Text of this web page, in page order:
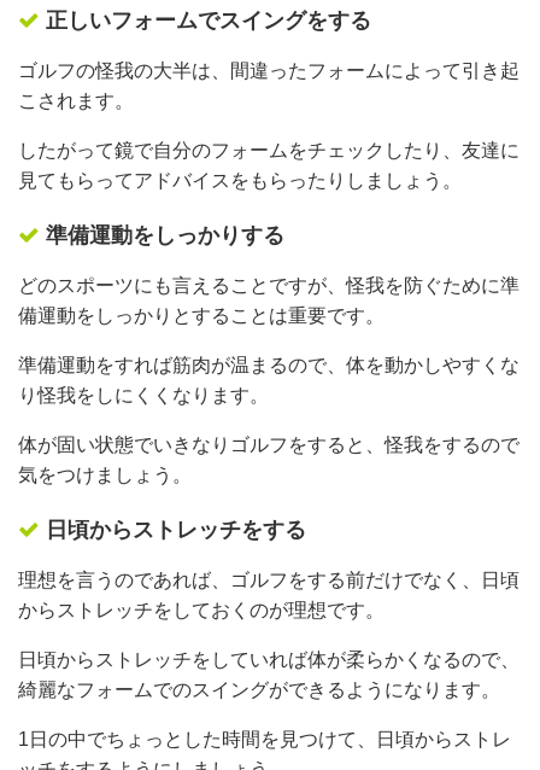
正しいフォームでスイングをする
ゴルフの怪我の大半は、間違ったフォームによって引き起
こされます。
したがって鏡で自分のフォームをチェックしたり、友達に
見てもらってアドバイスをもらったりしましょう。
準備運動をしっかりする
どのスポーツにも言えることですが、怪我を防ぐために準
備運動をしっかりとすることは重要です。
準備運動をすれば筋肉が温まるので、体を動かしやすくな
り怪我をしにくくなります。
体が固い状態でいきなりゴルフをすると、怪我をするので
気をつけましょう。
日頃からストレッチをする
理想を言うのであれば、ゴルフをする前だけでなく、日頃
からストレッチをしておくのが理想です。
日頃からストレッチをしていれば体が柔らかくなるので、
綺麗なフォームでのスイングができるようになります。
1日の中でちょっとした時間を見つけて、日頃からストレ